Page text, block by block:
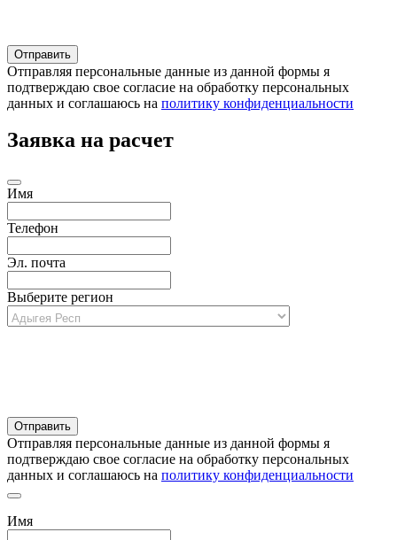
Отправляя персональные данные из данной формы я
подтверждаю свое согласие на обработку персональных
данных и соглашаюсь на политику конфиденциальности
Заявка на расчет
Имя
Телефон
Эл. почта
Выберите регион
Отправляя персональные данные из данной формы я
подтверждаю свое согласие на обработку персональных
данных и соглашаюсь на политику конфиденциальности
Имя